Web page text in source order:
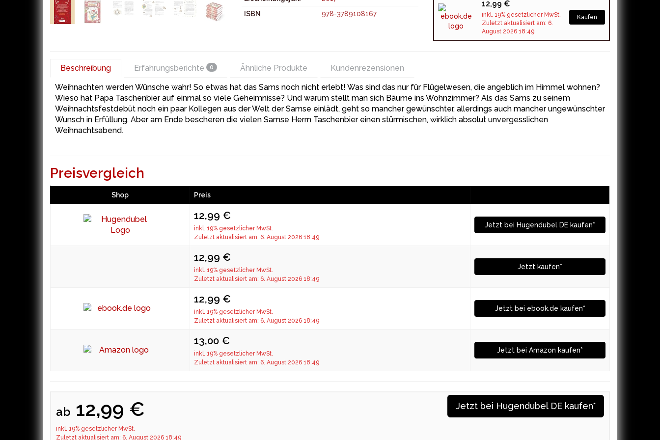
12,99 €
inkl. 19% gesetzlicher MwSt.
Zuletzt aktualisiert am: 6.
August 2026 18:49
Kaufen
ISBN
978-3789108167
Beschreibung Erfahrungsberichte 0 Ähnliche Produkte Kundenrezensionen
Weihnachten werden Wünsche wahr! So etwas hat das Sams noch nicht erlebt! Was sind das nur für Flügelwesen, die angeblich im Himmel wohnen?
Wieso hat Papa Taschenbier auf einmal so viele Geheimnisse? Und warum stellt man sich Bäume ins Wohnzimmer? Als das Sams zu seinem
Weihnachtsfestdebüt noch ein paar Kollegen aus der Welt der Samse einlädt, geht so mancher gewünschter, allerdings auch mancher ungewünschter
Wunsch in Erfüllung. Aber am Ende bescheren die vielen Samse Herrn Taschenbier einen stürmischen, wirklich absolut unvergesslichen
Weihnachtsabend.
Preisvergleich
Shop Preis
12,99 €
inkl. 19% gesetzlicher MwSt.
Zuletzt aktualisiert am: 6. August 2026 18:49
Jetzt bei Hugendubel DE kaufen*
12,99 €
inkl. 19% gesetzlicher MwSt.
Zuletzt aktualisiert am: 6. August 2026 18:49
Jetzt kaufen*
12,99 €
inkl. 19% gesetzlicher MwSt.
Zuletzt aktualisiert am: 6. August 2026 18:49
Jetzt bei ebook.de kaufen*
13,00 €
inkl. 19% gesetzlicher MwSt.
Zuletzt aktualisiert am: 6. August 2026 18:49
Jetzt bei Amazon kaufen*
ab 12,99 €
inkl. 19% gesetzlicher MwSt.
Zuletzt aktualisiert am: 6. August 2026 18:49
Jetzt bei Hugendubel DE kaufen*